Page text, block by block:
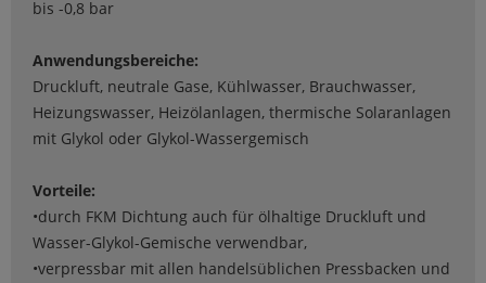
bis -0,8 bar
Anwendungsbereiche:
Druckluft, neutrale Gase, Kühlwasser, Brauchwasser,
Heizungswasser, Heizölanlagen, thermische Solaranlagen
mit Glykol oder Glykol-Wassergemisch
Vorteile:
•durch FKM Dichtung auch für ölhaltige Druckluft und
Wasser-Glykol-Gemische verwendbar,
•verpressbar mit allen handelsüblichen Pressbacken und